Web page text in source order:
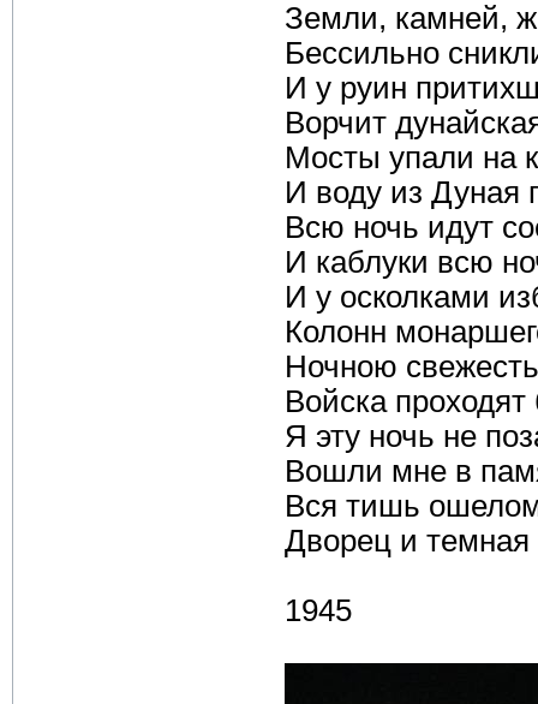
Земли, камней,
Бессильно
И у руин
Ворчит
Мосты упали на
И воду из
Всю ночь идут
И каблуки всю
И у осколками
Колонн
Ночною
Войска проходят
Я эту ночь не
Вошли мне в
Вся тишь
Дворец и темная
1945